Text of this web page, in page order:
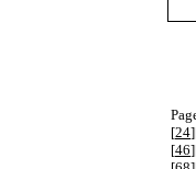
[24
[46